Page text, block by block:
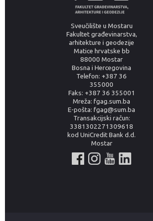
Sveučilište u Mostaru
Fakultet građevinarstva,
arhitekture i geodezije
Matice hrvatske bb
88000 Mostar
Bosna i Hercegovina
Telefon: +387 36
355000
Faks: +387 36 355001
Mreža: fgag.sum.ba
E-pošta: fgag@sum.ba
Transakcijski račun:
3381302271309618
kod UniCredit Bank d.d.
Mostar